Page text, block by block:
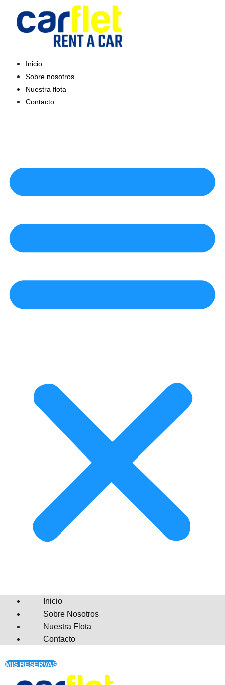
contenido
Inicio
Sobre nosotros
Nuestra flota
Contacto
Inicio
Sobre Nosotros
Nuestra Flota
Contacto
MIS RESERVAS